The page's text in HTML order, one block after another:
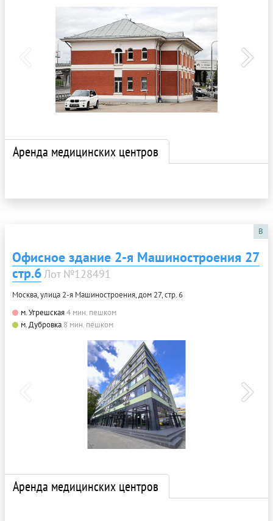
Аренда медицинских центров
B
Офисное здание 2-я Машиностроения 27
стр.6Лот №128491
Москва, улица 2-я Машиностроения, дом 27, стр. 6
м. Угрешская4 мин. пешком
м. Дубровка 8 мин. пешком
Аренда медицинских центров